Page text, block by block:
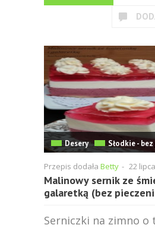
Desery Słodkie -
Przepis dodała Betty - 22
Malinowy sernik ze
galaretką (bez
Serniczki na zimno o